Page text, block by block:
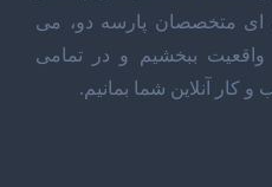
ای متخصصان پارسه دو، می
واقعیت ببخشیم و در تمامی
کار آنلاین شما بمانیم.